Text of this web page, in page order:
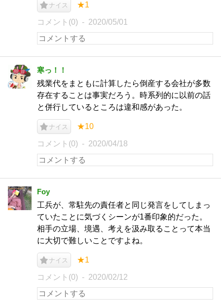
ナイス ★1
コメント(0) 2020/05/01
寒っ！！
残業代をまともに計算したら倒産する会社が多数
存在することは事実だろう。時系列的に以前の話
と併行しているところは違和感があった。
ナイス ★10
コメント(0) 2020/04/18
Foy
工兵が、常駐先の責任者と同じ発言をしてしまっ
ていたことに気づくシーンが1番印象的だった。
相手の立場、境遇、考えを汲み取ることって本当
に大切で難しいことですよね。
ナイス ★1
コメント(0) 2020/02/12